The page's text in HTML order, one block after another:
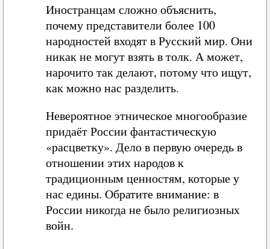
Иностранцам сложно объяснить,
почему представители более 100
народностей входят в Русский мир. Они
никак не могут взять в толк. А может,
нарочито так делают, потому что ищут,
как можно нас разделить.
Невероятное этническое многообразие
придаёт России фантастическую
«расцветку». Дело в первую очередь в
отношении этих народов к
традиционным ценностям, которые у
нас едины. Обратите внимание: в
России никогда не было религиозных
войн.